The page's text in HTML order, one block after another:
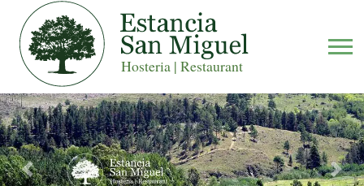
Previous